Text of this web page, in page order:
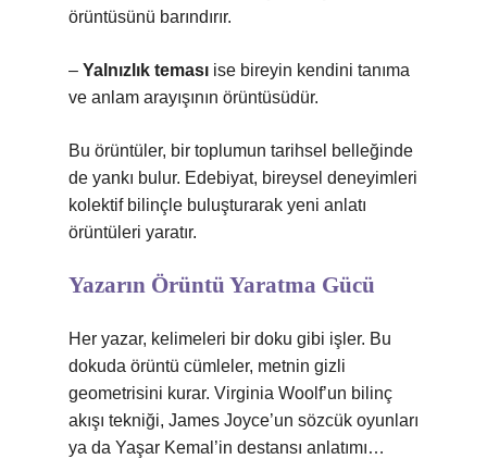
örüntüsünü barındırır.
– Yalnızlık teması ise bireyin kendini tanıma
ve anlam arayışının örüntüsüdür.
Bu örüntüler, bir toplumun tarihsel belleğinde
de yankı bulur. Edebiyat, bireysel deneyimleri
kolektif bilinçle buluşturarak yeni anlatı
örüntüleri yaratır.
Yazarın Örüntü Yaratma Gücü
Her yazar, kelimeleri bir doku gibi işler. Bu
dokuda örüntü cümleler, metnin gizli
geometrisini kurar. Virginia Woolf’un bilinç
akışı tekniği, James Joyce’un sözcük oyunları
ya da Yaşar Kemal’in destansı anlatımı…